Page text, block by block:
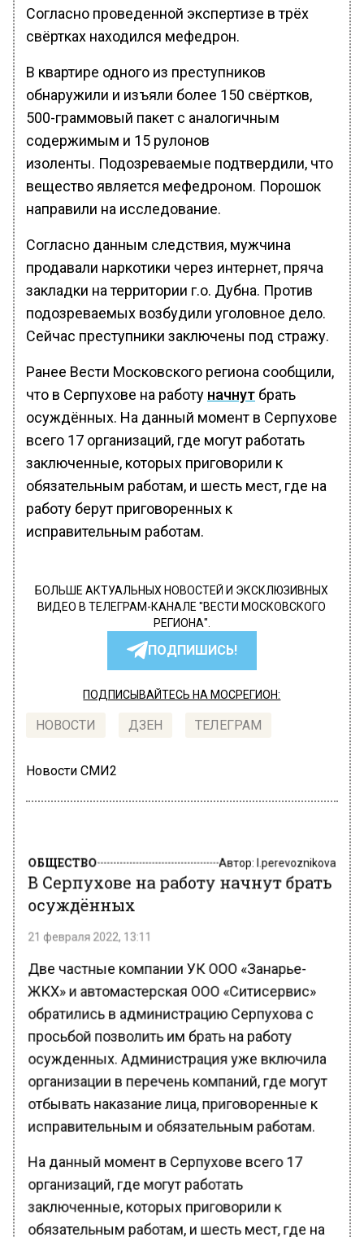
Согласно проведенной экспертизе в трёх
свёртках находился мефедрон.
В квартире одного из преступников
обнаружили и изъяли более 150 свёртков,
500-граммовый пакет с аналогичным
содержимым и 15 рулонов
изоленты. Подозреваемые подтвердили, что
вещество является мефедроном. Порошок
направили на исследование.
Согласно данным следствия, мужчина
продавали наркотики через интернет, пряча
закладки на территории г.о. Дубна. Против
подозреваемых возбудили уголовное дело.
Сейчас преступники заключены под стражу.
Ранее Вести Московского региона сообщили,
что в Серпухове на работу начнут брать
осуждённых. На данный момент в Серпухове
всего 17 организаций, где могут работать
заключенные, которых приговорили к
обязательным работам, и шесть мест, где на
работу берут приговоренных к
исправительным работам.
БОЛЬШЕ АКТУАЛЬНЫХ НОВОСТЕЙ И ЭКСКЛЮЗИВНЫХ
ВИДЕО В ТЕЛЕГРАМ-КАНАЛЕ "ВЕСТИ МОСКОВСКОГО
РЕГИОНА".
ПОДПИШИСЬ!
ПОДПИСЫВАЙТЕСЬ НА МОСРЕГИОН:
НОВОСТИ ДЗЕН ТЕЛЕГРАМ
Новости СМИ2
ОБЩЕСТВО Автор:l.perevoznikova
В Серпухове на работу начнут брать
осуждённых
21 февраля 2022, 13:11
Две частные компании УК ООО «Занарье-
ЖКХ» и автомастерская ООО «Ситисервис»
обратились в администрацию Серпухова с
просьбой позволить им брать на работу
осужденных. Администрация уже включила
организации в перечень компаний, где могут
отбывать наказание лица, приговоренные к
исправительным и обязательным работам.
На данный момент в Серпухове всего 17
организаций, где могут работать
заключенные, которых приговорили к
обязательным работам, и шесть мест, где на